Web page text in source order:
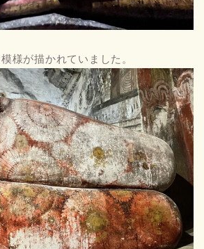
様が描かれていました。